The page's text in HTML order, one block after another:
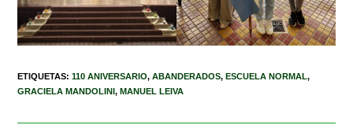
ETIQUETAS:110 ANIVERSARIO, ABANDERADOS, ESCUELA NORMAL,
GRACIELA MANDOLINI, MANUEL LEIVA